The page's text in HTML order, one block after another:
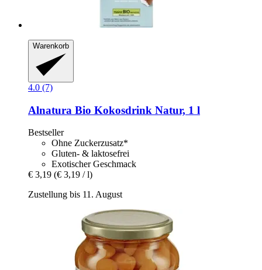
Warenkorb
4.0 (7)
Alnatura Bio Kokosdrink Natur, 1 l
Bestseller
Ohne Zuckerzusatz*
Gluten- & laktosefrei
Exotischer Geschmack
€ 3,19 (€ 3,19 / l)
Zustellung bis 11. August